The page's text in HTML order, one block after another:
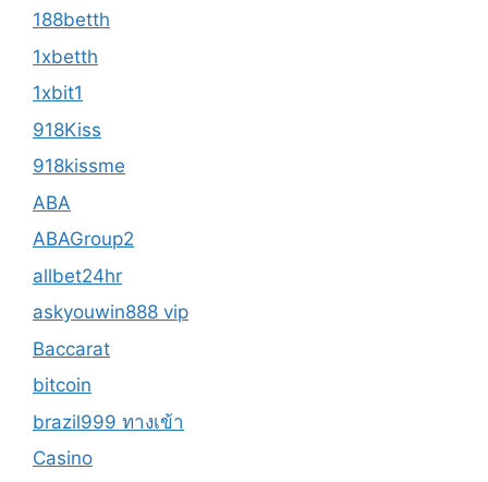
188betth
1xbetth
1xbit1
918Kiss
918kissme
ABA
ABAGroup2
allbet24hr
askyouwin888 vip
Baccarat
bitcoin
brazil999 ทางเข้า
Casino